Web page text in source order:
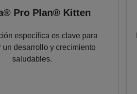
Pro Plan® Kitten
específica es clave para
un desarrollo y crecimiento
saludables.